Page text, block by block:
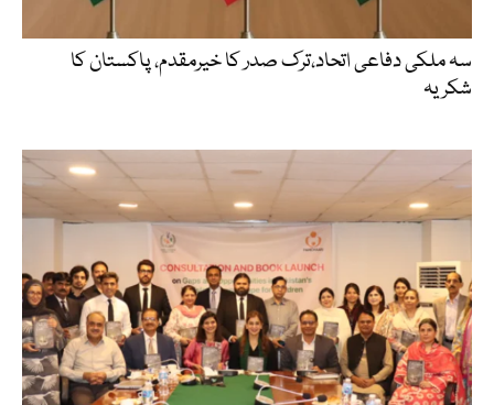
سہ ملکی دفاعی اتحاد،ترک صدر کا خیرمقدم، پاکستان کا
شکریہ